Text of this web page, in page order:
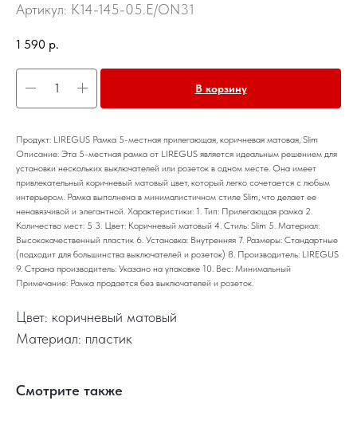
Артикул: K14-145-05.E/ON31
1 590 р.
В корзину
Продукт: LIREGUS Рамка 5-местная прилегающая, коричневая матовая, Slim
Описание: Эта 5-местная рамка от LIREGUS является идеальным решением для
установки нескольких выключателей или розеток в одном месте. Она имеет
привлекательный коричневый матовый цвет, который легко сочетается с любым
интерьером. Рамка выполнена в минималистичном стиле Slim, что делает ее
ненавязчивой и элегантной. Характеристики: 1. Тип: Прилегающая рамка 2.
Количество мест: 5 3. Цвет: Коричневый матовый 4. Стиль: Slim 5. Материал:
Высококачественный пластик 6. Установка: Внутренняя 7. Размеры: Стандартные
(подходит для большинства выключателей и розеток) 8. Производитель: LIREGUS
9. Страна производитель: Указано на упаковке 10. Вес: Минимальный
Примечание: Рамка продается без выключателей и розеток.
Цвет: коричневый матовый
Материал: пластик
Смотрите также